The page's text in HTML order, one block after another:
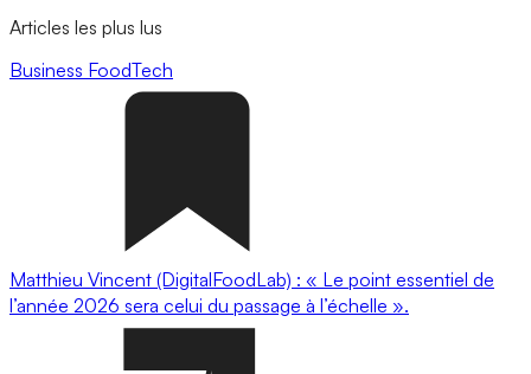
Articles les plus lus
Business FoodTech
Matthieu Vincent (DigitalFoodLab) : « Le point essentiel de
l’année 2026 sera celui du passage à l’échelle ».